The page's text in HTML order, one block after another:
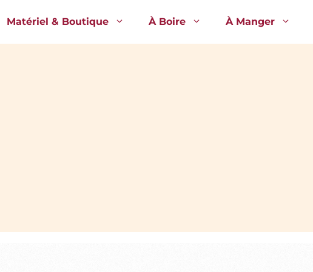
Matériel & Boutique À Boire À Manger